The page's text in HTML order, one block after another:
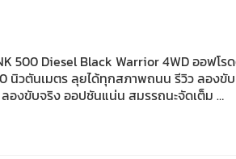
500 Diesel Black Warrior 4WD ออฟโ
นิวตันเมตร ลุยได้ทุกสภาพถนน รีวิว ลองขั
องขับจริง ออปชันแน่น สมรรถนะจัดเต็ม …